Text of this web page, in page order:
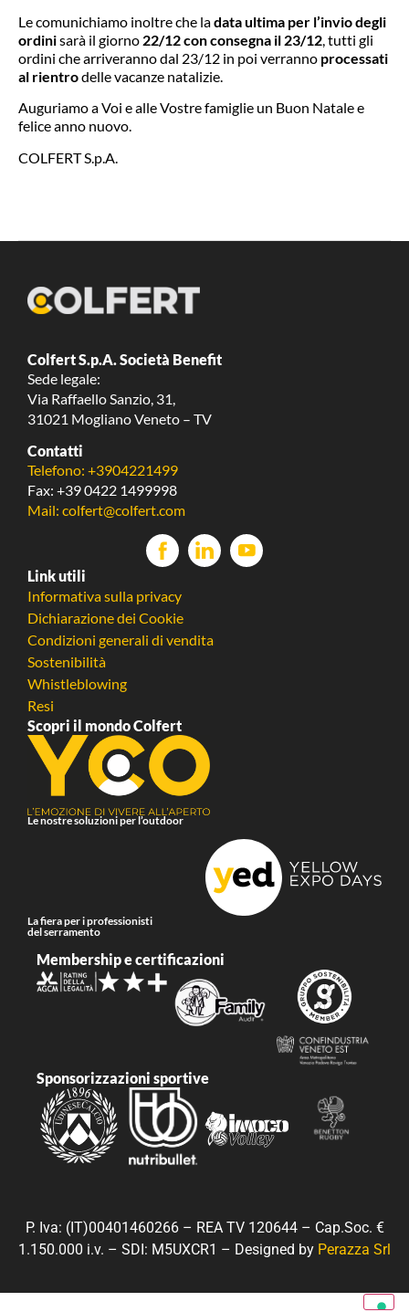
Le comunichiamo inoltre che ladata ultima per l’invio degli
ordinisarà il giorno 22/12 con consegna il 23/12, tutti gli
ordini che arriveranno dal 23/12 in poi verranno processati
al rientrodelle vacanze natalizie.
Auguriamo a Voi e alle Vostre famiglie un Buon Natale e
felice anno nuovo.
COLFERT S.p.A.
Colfert S.p.A. Società Benefit
Sede legale:
Via Raffaello Sanzio, 31,
31021 Mogliano Veneto – TV
Contatti
Telefono: +3904221499
Fax: +39 0422 1499998
Mail: colfert@colfert.com
Link utili
Informativa sulla privacy
Dichiarazione dei Cookie
Condizioni generali di vendita
Sostenibilità
Whistleblowing
Resi
Scopri il mondo Colfert
Le nostre soluzioni per l’outdoor
La fiera per i professionisti
del serramento
Membership e certificazioni
Sponsorizzazioni sportive
P. Iva: (IT)00401460266 – REA TV 120644 – Cap.Soc. €
1.150.000 i.v. – SDI: M5UXCR1 – Designed by Perazza Srl